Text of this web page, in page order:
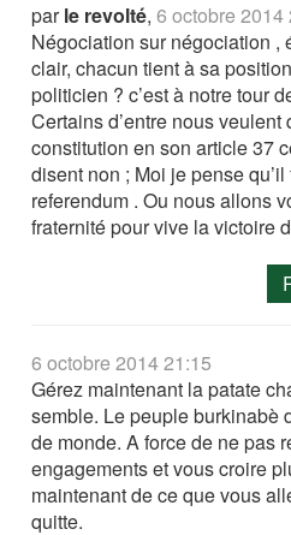
parle revolté,6 octobre 2014
Négociation sur négociation ,
clair, chacun tient à sa
politicien ? c’est à notre tour
Certains d’entre nous veulent
constitution en son article 37
disent non ; Moi je pense
referendum . Ou nous allons
fraternité pour vive la victoire
6 octobre 2014 21:15
Gérez maintenant la patate
semble. Le peuple burkinabè
de monde. A force de ne pas
engagements et vous croire
maintenant de ce que vous
quitte.